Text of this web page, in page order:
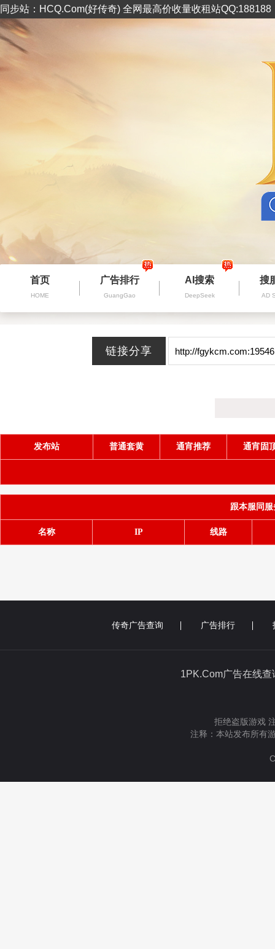
同步站：HCQ.Com(好传奇) 全网最高价收量收租站
首页
HOME
广告排行
GuangGao
AI搜索
DeepSeek
搜
AD
发布站 普通套黄 通宵推荐 通宵固
跟本服同服
名称 IP 线路
传奇广告查询 广告排行
1PK.Com广告在
拒绝盗版游戏
注释：本站发布所有